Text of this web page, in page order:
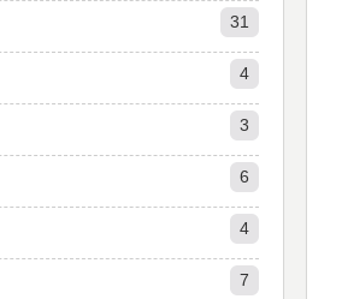
31
4
3
6
4
7